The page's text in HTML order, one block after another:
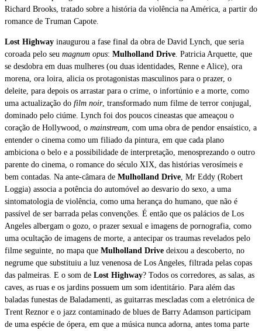
Richard Brooks, tratado sobre a história da violência na América, a partir do
romance de Truman Capote.
Lost Highway inaugurou a fase final da obra de David Lynch, que seria
coroada pelo seu magnum opus: Mulholland Drive . Patricia Arquette, que
se desdobra em duas mulheres (ou duas identidades, Renne e Alice), ora
morena, ora loira, alicia os protagonistas masculinos para o prazer, o
deleite, para depois os arrastar para o crime, o infortúnio e a morte, como
uma actualização do film noir, transformado num filme de terror conjugal,
dominado pelo ciúme. Lynch foi dos poucos cineastas que ameaçou o
coração de Hollywood, o mainstream , com uma obra de pendor ensaístico, a
entender o cinema como um filiado da pintura, em que cada plano
ambiciona o belo e a possibilidade de interpretação, menosprezando o outro
parente do cinema, o romance do século XIX, das histórias verosímeis e
bem contadas. Na ante-câmara de Mulholland Drive , Mr Eddy (Robert
Loggia) associa a potência do automóvel ao desvario do sexo, a uma
sintomatologia de violência, como uma herança do humano, que não é
passível de ser barrada pelas convenções. É então que os palácios de Los
Angeles albergam o gozo, o prazer sexual e imagens de pornografia, como
uma ocultação de imagens de morte, a antecipar os traumas revelados pelo
filme seguinte, no mapa que Mulholland Drive deixou a descoberto, no
negrume que substituiu a luz venenosa de Los Angeles, filtrada pelas copas
das palmeiras. E o som de Lost Highway? Todos os corredores, as salas, as
caves, as ruas e os jardins possuem um som identitário. Para além das
baladas funestas de Baladamenti, as guitarras mescladas com a eletrónica de
Trent Reznor e o jazz contaminado de blues de Barry Adamson participam
de uma espécie de ópera, em que a música nunca adorna, antes toma parte